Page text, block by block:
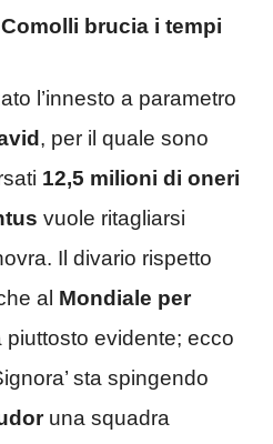
brucia i tempi
l’innesto a parametro
, per il quale sono
12,5 milioni di oneri
vuole ritagliarsi
Il divario rispetto
al Mondiale per
evidente; ecco
sta spingendo
una squadra